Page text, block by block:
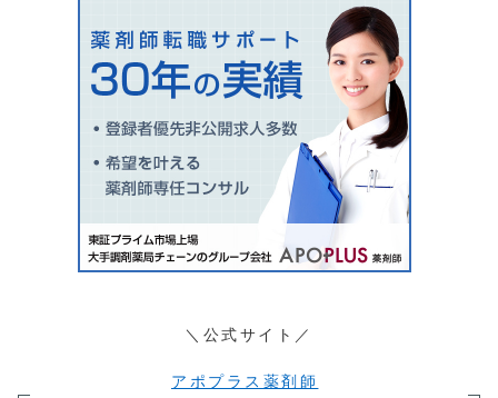
＼公式サイト／
アポプラス薬剤師